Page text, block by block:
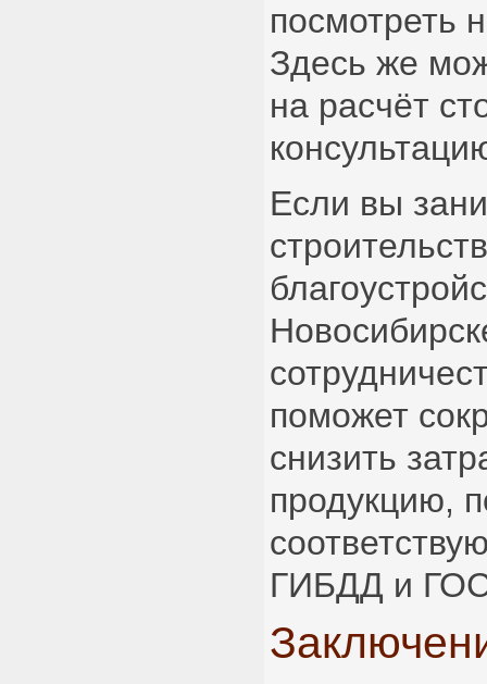
посмотреть
Здесь же
на расчёт
Если вы
поможет
снизить
продукцию,
ГИБДД и